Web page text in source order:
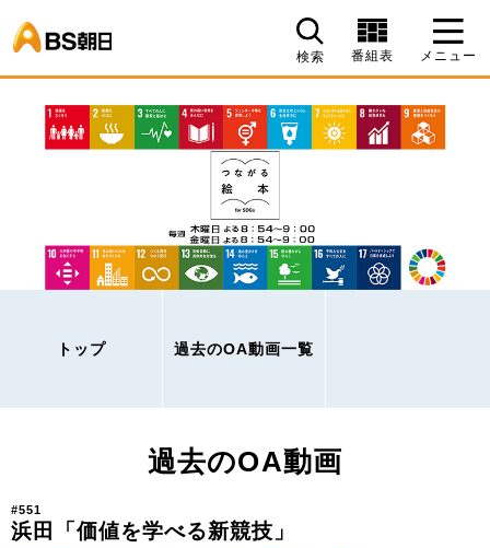
検索 番組表 メニュー
トップ 過去のOA動画一覧
過去のOA動画
#551
浜田「価値を学べる新競技」